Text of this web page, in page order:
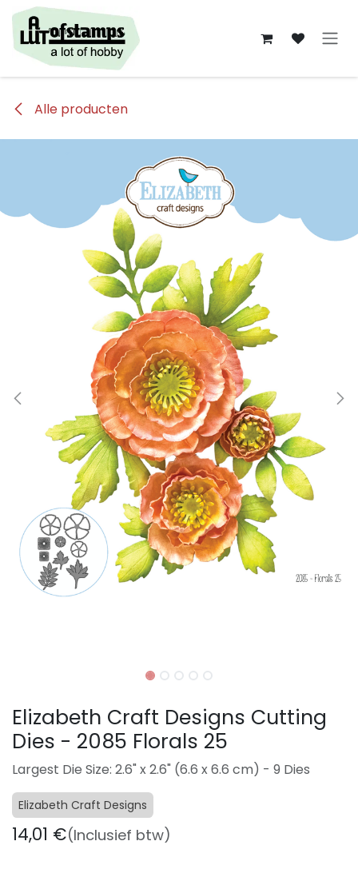
Overslaan naar inhoud
Alle producten
Elizabeth Craft Designs Cutting
Dies - 2085 Florals 25
Largest Die Size: 2.6" x 2.6" (6.6 x 6.6 cm) - 9 Dies
Elizabeth Craft Designs
14,01 €(Inclusief btw)